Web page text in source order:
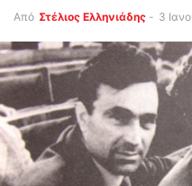
Από Στέλιος Ελληνιάδης - 3